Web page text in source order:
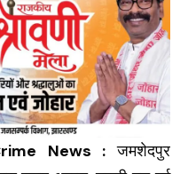
News :जमशेदपुर